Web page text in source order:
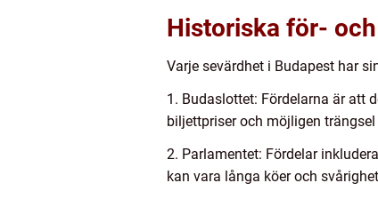
Historiska för-
Varje sevärdhet i Budapest har
1. Budaslottet: Fördelarna är att
biljettpriser och möjligen
2. Parlamentet: Fördelar
kan vara långa köer och